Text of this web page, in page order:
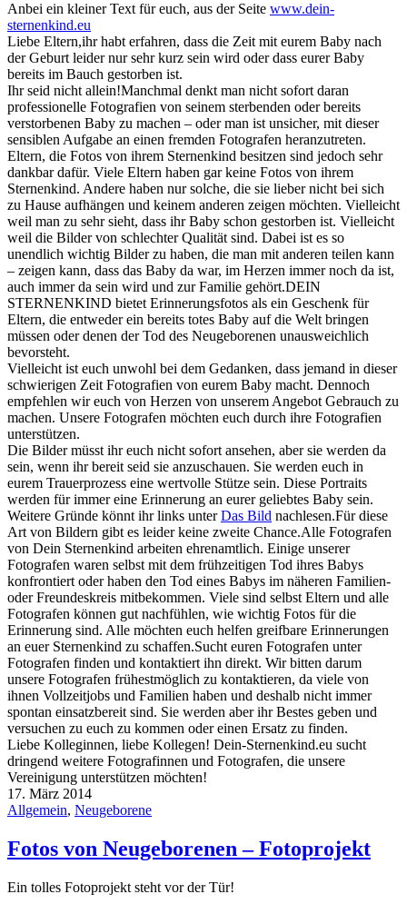
Anbei ein kleiner Text für euch, aus der Seite www.dein-
sternenkind.eu
Liebe Eltern,ihr habt erfahren, dass die Zeit mit eurem Baby nach
der Geburt leider nur sehr kurz sein wird oder dass eurer Baby
bereits im Bauch gestorben ist.
Ihr seid nicht allein!Manchmal denkt man nicht sofort daran
professionelle Fotografien von seinem sterbenden oder bereits
verstorbenen Baby zu machen – oder man ist unsicher, mit dieser
sensiblen Aufgabe an einen fremden Fotografen heranzutreten.
Eltern, die Fotos von ihrem Sternenkind besitzen sind jedoch sehr
dankbar dafür. Viele Eltern haben gar keine Fotos von ihrem
Sternenkind. Andere haben nur solche, die sie lieber nicht bei sich
zu Hause aufhängen und keinem anderen zeigen möchten. Vielleicht
weil man zu sehr sieht, dass ihr Baby schon gestorben ist. Vielleicht
weil die Bilder von schlechter Qualität sind. Dabei ist es so
unendlich wichtig Bilder zu haben, die man mit anderen teilen kann
– zeigen kann, dass das Baby da war, im Herzen immer noch da ist,
auch immer da sein wird und zur Familie gehört.DEIN
STERNENKIND bietet Erinnerungsfotos als ein Geschenk für
Eltern, die entweder ein bereits totes Baby auf die Welt bringen
müssen oder denen der Tod des Neugeborenen unausweichlich
bevorsteht.
Vielleicht ist euch unwohl bei dem Gedanken, dass jemand in dieser
schwierigen Zeit Fotografien von eurem Baby macht. Dennoch
empfehlen wir euch von Herzen von unserem Angebot Gebrauch zu
machen. Unsere Fotografen möchten euch durch ihre Fotografien
unterstützen.
Die Bilder müsst ihr euch nicht sofort ansehen, aber sie werden da
sein, wenn ihr bereit seid sie anzuschauen. Sie werden euch in
eurem Trauerprozess eine wertvolle Stütze sein. Diese Portraits
werden für immer eine Erinnerung an eurer geliebtes Baby sein.
Weitere Gründe könnt ihr links unterDas Bild nachlesen.Für diese
Art von Bildern gibt es leider keine zweite Chance.Alle Fotografen
von Dein Sternenkind arbeiten ehrenamtlich. Einige unserer
Fotografen waren selbst mit dem frühzeitigen Tod ihres Babys
konfrontiert oder haben den Tod eines Babys im näheren Familien-
oder Freundeskreis mitbekommen. Viele sind selbst Eltern und alle
Fotografen können gut nachfühlen, wie wichtig Fotos für die
Erinnerung sind. Alle möchten euch helfen greifbare Erinnerungen
an euer Sternenkind zu schaffen.Sucht euren Fotografen unter
Fotografen finden und kontaktiert ihn direkt. Wir bitten darum
unsere Fotografen frühestmöglich zu kontaktieren, da viele von
ihnen Vollzeitjobs und Familien haben und deshalb nicht immer
spontan einsatzbereit sind. Sie werden aber ihr Bestes geben und
versuchen zu euch zu kommen oder einen Ersatz zu finden.
Liebe Kolleginnen, liebe Kollegen! Dein-Sternenkind.eu sucht
dringend weitere Fotografinnen und Fotografen, die unsere
Vereinigung unterstützen möchten!
17. März 2014
Allgemein, Neugeborene
Fotos von Neugeborenen – Fotoprojekt
Ein tolles Fotoprojekt steht vor der Tür!